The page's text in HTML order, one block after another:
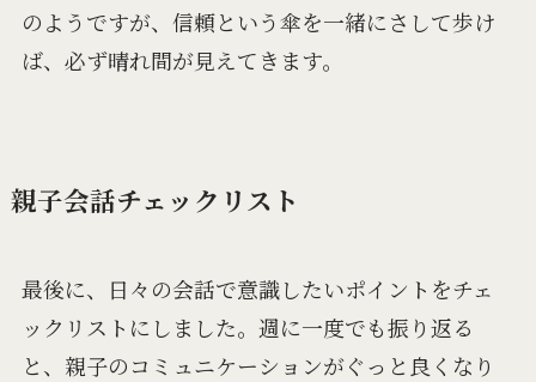
のようですが、信頼という傘を一緒にさして歩け
ば、必ず晴れ間が見えてきます。
親子会話チェックリスト
最後に、日々の会話で意識したいポイントをチェ
ックリストにしました。週に一度でも振り返る
と、親子のコミュニケーションがぐっと良くなり